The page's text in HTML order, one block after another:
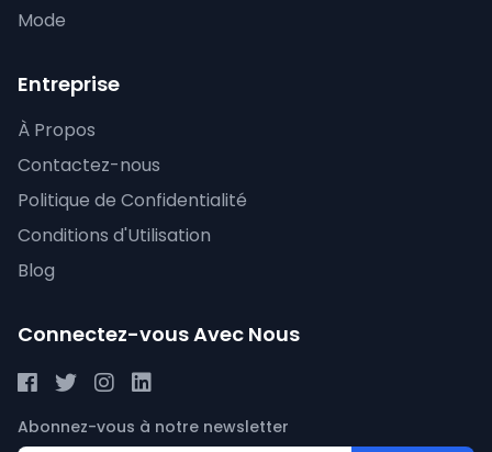
Mode
Entreprise
À Propos
Contactez-nous
Politique de Confidentialité
Conditions d'Utilisation
Blog
Connectez-vous Avec Nous
Abonnez-vous à notre newsletter